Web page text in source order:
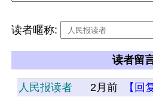
读者暱称:
读者留
人民报读者 2月前
【回